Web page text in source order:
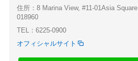
住所：8 Marina View, #11-01Asia
018960
TEL：6225-0900
オフィシャルサイト